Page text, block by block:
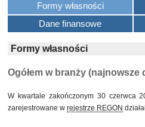
Formy własności
Dane finansowe
Formy własności
Ogółem w branży (najnowsze
W kwartale zakończonym 30 czerwca
zarejestrowane w rejestrze REGON